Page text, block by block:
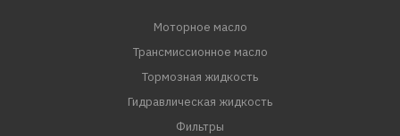
Моторное масло
Трансмиссионное масло
Тормозная жидкость
Гидравлическая жидкость
Фильтры